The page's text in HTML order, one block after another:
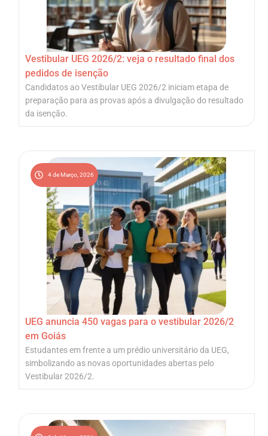
Vestibular UEG 2026/2: veja o resultado final dos
pedidos de isenção
Candidatos ao Vestibular UEG 2026/2 iniciam etapa de
preparação para as provas após a divulgação do resultado
da isenção.
4 de Março, 2026
UEG anuncia 450 vagas para o vestibular 2026/2
em Goiás
Estudantes em frente a um prédio universitário da UEG,
simbolizando as novas oportunidades abertas pelo
Vestibular 2026/2.